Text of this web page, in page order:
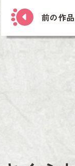
前の作